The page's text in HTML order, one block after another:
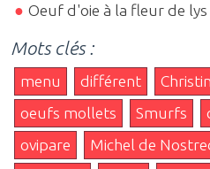
Oeuf d'oie à la fleur de lys
Mots clés :
menu différent
oeufs mollets
Smurfs
ovipare
Michel de